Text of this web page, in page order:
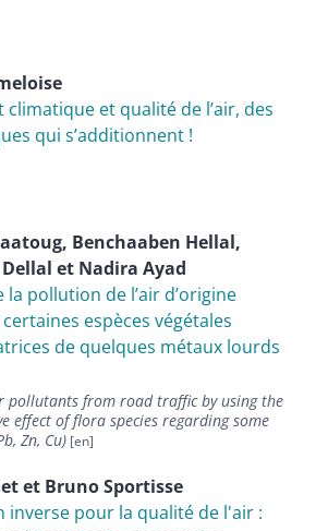
climatique et qualité de lʼair, des
qui s’additionnent !
, Benchaaben Hellal,
Dellal et Nadira Ayad
pollution de lʼair dʼorigine
espèces végétales
de quelques métaux lourds
pollutants from road traffic by using the
effect of flora species regarding some
Zn, Cu)
et BrunoSportisse
inverse pour la qualité de l'air :